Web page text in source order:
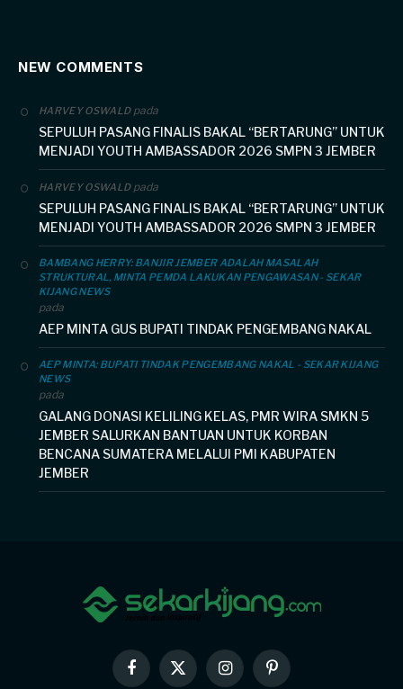
NEW COMMENTS
HARVEY OSWALDpada
SEPULUH PASANG FINALIS BAKAL “BERTARUNG” UNTUK
MENJADI YOUTH AMBASSADOR 2026 SMPN 3 JEMBER
HARVEY OSWALDpada
SEPULUH PASANG FINALIS BAKAL “BERTARUNG” UNTUK
MENJADI YOUTH AMBASSADOR 2026 SMPN 3 JEMBER
BAMBANG HERRY: BANJIR JEMBER ADALAH MASALAH
STRUKTURAL, MINTA PEMDA LAKUKAN PENGAWASAN - SEKAR
KIJANG NEWS
pada
AEP MINTA GUS BUPATI TINDAK PENGEMBANG NAKAL
AEP MINTA: BUPATI TINDAK PENGEMBANG NAKAL - SEKAR KIJANG
NEWS
pada
GALANG DONASI KELILING KELAS, PMR WIRA SMKN 5
JEMBER SALURKAN BANTUAN UNTUK KORBAN
BENCANA SUMATERA MELALUI PMI KABUPATEN
JEMBER
Facebook
X
InstagramPinterest